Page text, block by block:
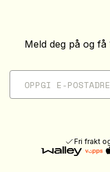
Meld deg på og
Fri frakt